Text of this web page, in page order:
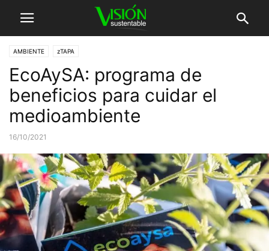
AMBIENTE zTAPA
EcoAySA: programa de
beneficios para cuidar el
medioambiente
16/10/2021